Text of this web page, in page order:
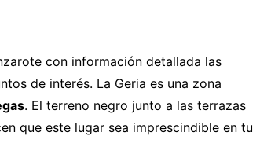
-5% Seguro Intermundial
Buscador de vuelos
Tours en español
con información detallada las
de interés. La Geria es una zona
. El terreno negro junto a las terrazas
que este lugar sea imprescindible en tu